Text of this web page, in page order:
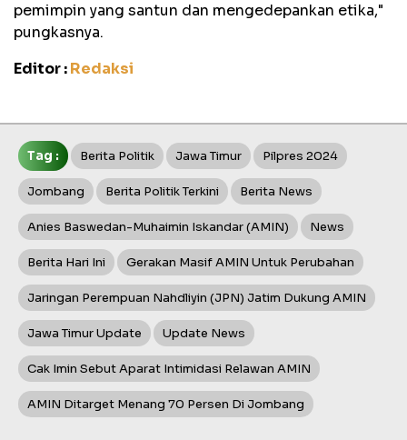
pemimpin yang santun dan mengedepankan etika,"
pungkasnya.
Editor :Redaksi
Tag : Berita Politik Jawa Timur Pilpres 2024
Jombang Berita Politik Terkini Berita News
Anies Baswedan-Muhaimin Iskandar (AMIN) News
Berita Hari Ini Gerakan Masif AMIN Untuk Perubahan
Jaringan Perempuan Nahdliyin (JPN) Jatim Dukung AMIN
Jawa Timur Update Update News
Cak Imin Sebut Aparat Intimidasi Relawan AMIN
AMIN Ditarget Menang 70 Persen Di Jombang